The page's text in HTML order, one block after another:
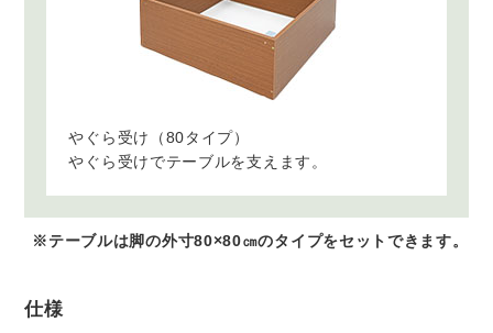
やぐら受け（80タイプ）
やぐら受けでテーブルを支えます。
※テーブルは脚の外寸80×80㎝のタイプをセットできます。
仕様